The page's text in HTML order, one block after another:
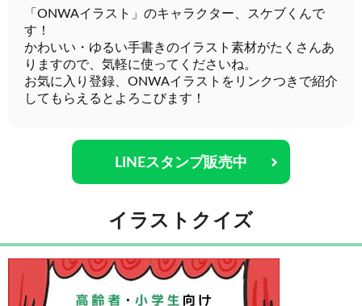
「ONWAイラスト」のキャラクター、スケブくんで
す！
かわいい・ゆるい手書きのイラスト素材がたくさんあ
りますので、気軽に使ってくださいね。
お気に入り登録、ONWAイラストをリンクつきで紹介
してもらえるとよろこびます！
LINEスタンプ販売中
イラストクイズ